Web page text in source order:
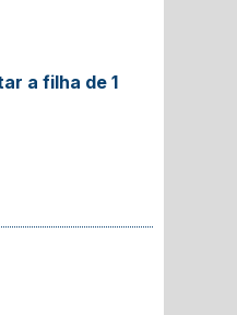
a filha de 1